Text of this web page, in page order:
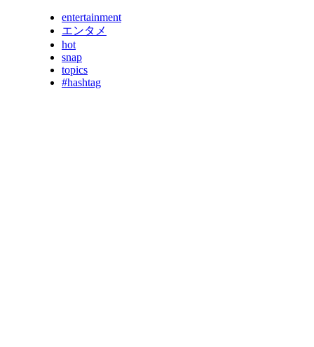
entertainment
エンタメ
hot
snap
topics
#hashtag